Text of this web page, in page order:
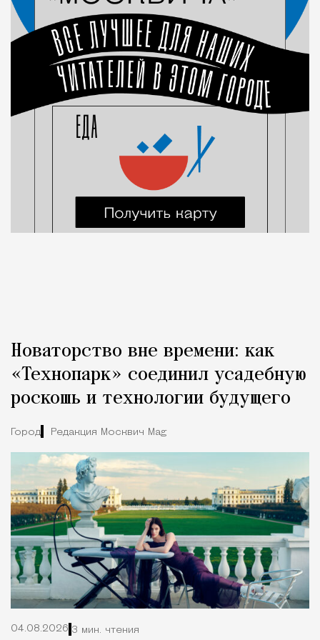
Новаторство вне времени: как
«Технопарк» соединил усадебную
роскошь и технологии будущего
Город Редакция Москвич Mag
04.08.2026 3 мин. чтения